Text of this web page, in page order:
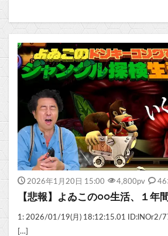
2026年1月20日 15:00 4,800pv 46
【悲報】よゐこの○○生活、１年
1: 2026/01/19(月) 18:12:15.01 ID:lNOr2/
[…]